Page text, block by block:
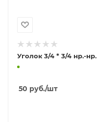
Уголок 3/4 * 3/4 нр.-нр.
50 руб./шт